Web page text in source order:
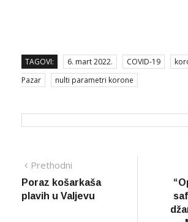
TAGOVI: 6. mart 2022. COVID-19
Pazar
nulti parametri korone
Navigacija
članaka
Prethodni
vijest
Poraz košarkaša
plavih u Valjevu